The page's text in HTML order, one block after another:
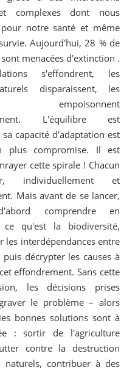
complexes dont nous
pour notre santé et même
Aujourd'hui, 28 % de
sont menacées d'extinction .
s'effondrent, les
disparaissent, les
empoisonnent
L'équilibre est
capacité d'adaptation est
plus compromise. Il est
cette spirale ! Chacun
individuellement et
Mais avant de se lancer,
comprendre en
ce qu'est la biodiversité,
les interdépendances entre
puis décrypter les causes à
effondrement. Sans cette
les décisions prises
le problème – alors
bonnes solutions sont à
: sortir de l'agriculture
contre la destruction
naturels, contribuer à des